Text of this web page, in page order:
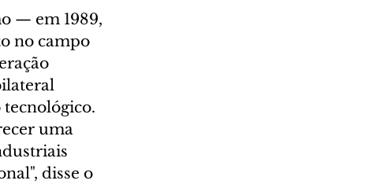
— em 1989,
no campo
uma
disse o